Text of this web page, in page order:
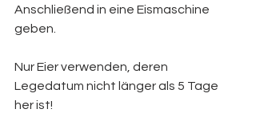
Anschließend in eine Eismaschine
geben.
Nur Eier verwenden, deren
Legedatum nicht länger als 5 Tage
her ist!